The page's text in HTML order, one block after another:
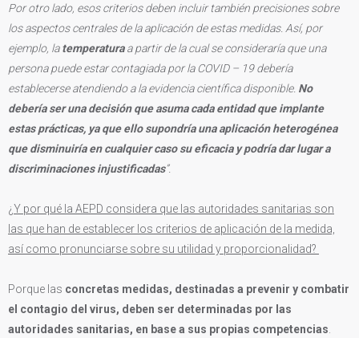
Por otro lado, esos criterios deben incluir también precisiones sobre
los aspectos centrales de la aplicación de estas medidas. Así, por
ejemplo, latemperaturaa partir de la cual se consideraría que una
persona puede estar contagiada por la COVID – 19 debería
establecerse atendiendo a la evidencia científica disponible. No
debería ser una decisión que asuma cada entidad que implante
estas prácticas, ya que ello supondría una aplicación heterogénea
que disminuiría en cualquier caso su eficacia y podría dar lugar a
discriminaciones injustificadas”.
¿Y por qué la AEPD considera que las autoridades sanitarias son
las que han de establecer los criterios de aplicación de la medida,
así como pronunciarse sobre su utilidad y proporcionalidad?
Porque las concretas medidas, destinadas a prevenir y combatir
el contagio del virus, deben ser determinadas por las
autoridades sanitarias, en base a sus propias competencias